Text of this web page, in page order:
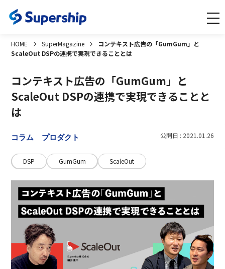
HOME SuperMagazine
コンテキスト広告の「GumGum」と
ScaleOut DSPの連携で実現できることとは
コンテキスト広告の「GumGum」と
ScaleOut DSPの連携で実現できることと
は
コラム プロダクト 公開日 : 2021.01.26
DSP GumGum ScaleOut